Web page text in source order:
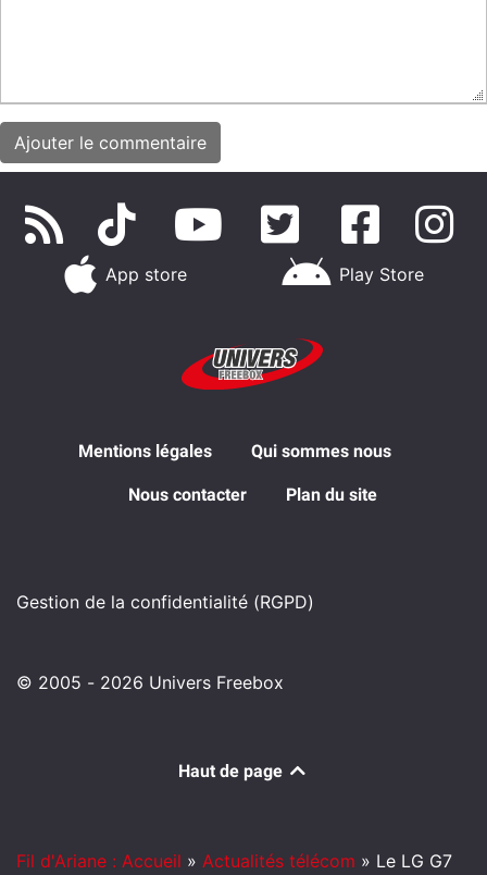
App store Play Store
Mentions légales Qui sommes nous
Nous contacter Plan du site
Gestion de la confidentialité (RGPD)
© 2005 - 2026 Univers Freebox
Haut de page
Fil d'Ariane : Accueil » Actualités télécom » Le LG G7